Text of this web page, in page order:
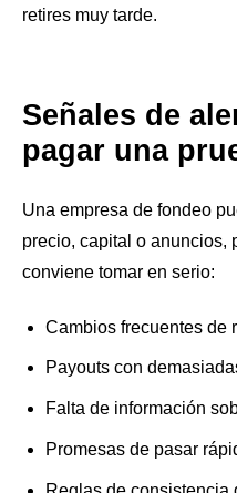
retires muy tarde.
Señales de
pagar una
Una empresa de fondeo
precio, capital o anuncios,
conviene tomar en serio:
Cambios frecuentes de
Payouts con
Falta de información
Promesas de pasar